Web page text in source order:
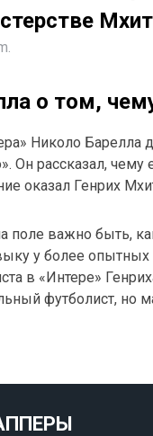
о том,
Николо Барелла
Он рассказал, чему
оказал Генрих
поле важно быть,
у более
в «Интере»
футболист, но